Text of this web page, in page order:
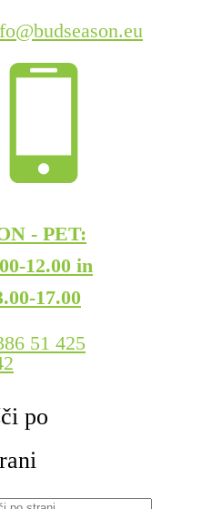
- PET:
12.00 in
17.00
51 425
po